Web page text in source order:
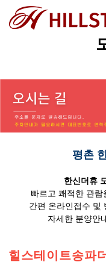
평촌
한신더휴
빠르고 쾌적한 관람
간편 온라인접수 및
자세한 분양안
힐스테이트송파